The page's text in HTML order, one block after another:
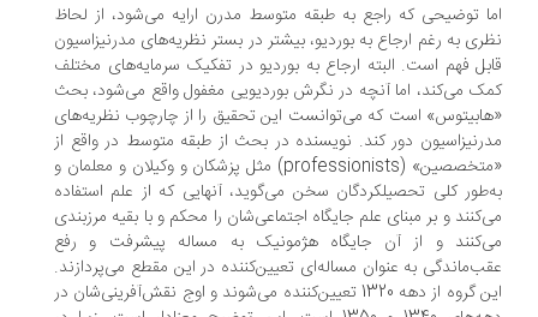
توضیحی که راجع به طبقه متوسط مدرن ارایه می‌شود، از لحاظ
به رغم ارجاع به بوردیو، بیشتر در بستر نظریه‌های مدرنیزاسیون
فهم است. البته ارجاع به بوردیو در تفکیک سرمایه‌های مختلف
می‌کند، اما آنچه در نگرش بوردیویی مغفول واقع می‌شود، بحث
است که می‌توانست این تحقیق را از چارچوب نظریه‌های
دور کند. نویسنده در بحث از طبقه متوسط در واقع از
«متخصصین» (professionists) مثل پزشکان و وکیلان و معلمان و
کلی تحصیلکردگان سخن می‌گوید، آنهایی که از علم استفاده
و بر مبنای علم جایگاه اجتماعی‌شان را محکم و با بقیه مرزبندی
و از آن جایگاه هژمونیک به مساله پیشرفت و رفع
به عنوان مساله‌ای تعیین‌کننده در این مقطع می‌پردازند.
این گروه از دهه 1320 تعیین‌کننده می‌شوند و اوج نقش‌آفرینی‌شان در